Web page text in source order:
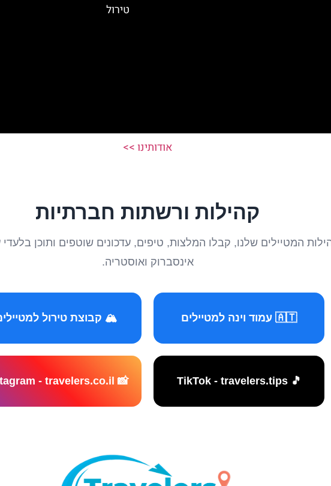
טירול
אודותינו >>
קהילות ורשתות חברתיות
המטיילים שלנו, קבלו המלצות, טיפים, עדכונים שוטפים ותוכן בלעדי
אינסברוק ואוסטריה.
🇦🇹 עמוד וינה למטיילים 🏔️ קבוצת טירול
🎵 TikTok - travelers.tips
📸 Instagram - travelers.co.il